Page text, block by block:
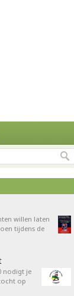
willen laten
tijdens de
nodigt je
op